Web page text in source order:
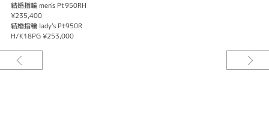
結婚指輪 men's Pt950RH
¥235,400
結婚指輪 lady's Pt950R
H/K18PG ¥253,000